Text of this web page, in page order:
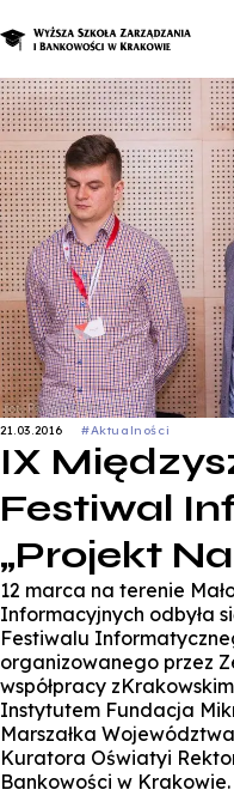
21.03.2016 #Aktualności
IX
Festiwal
„Projekt
12 marca na terenie
Informacyjnych odbyła
Festiwalu
organizowanego przez
współpracy
Instytutem Fundacja
Marszałka
Kuratora Oświatyi
Bankowości w Krakowie.